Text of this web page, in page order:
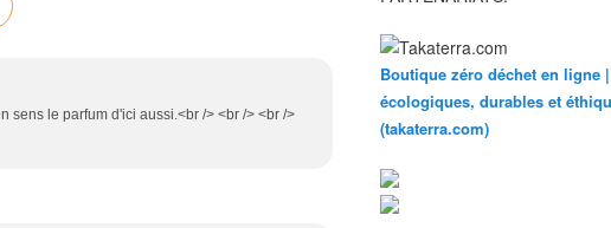
sens le parfum d'ici aussi.<br /> <br /> <br />
Boutique zéro déchet en ligne
écologiques, durables et
(takaterra.com)